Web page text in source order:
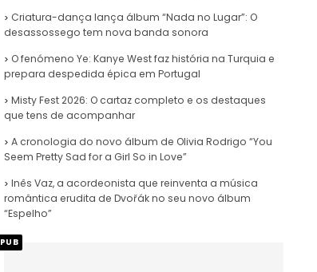
Criatura-dança lança álbum “Nada no Lugar”: O
desassossego tem nova banda sonora
O fenómeno Ye: Kanye West faz história na Turquia e
prepara despedida épica em Portugal
Misty Fest 2026: O cartaz completo e os destaques
que tens de acompanhar
A cronologia do novo álbum de Olivia Rodrigo “You
Seem Pretty Sad for a Girl So in Love”
Inês Vaz, a acordeonista que reinventa a música
romântica erudita de Dvořák no seu novo álbum
“Espelho”
PUB